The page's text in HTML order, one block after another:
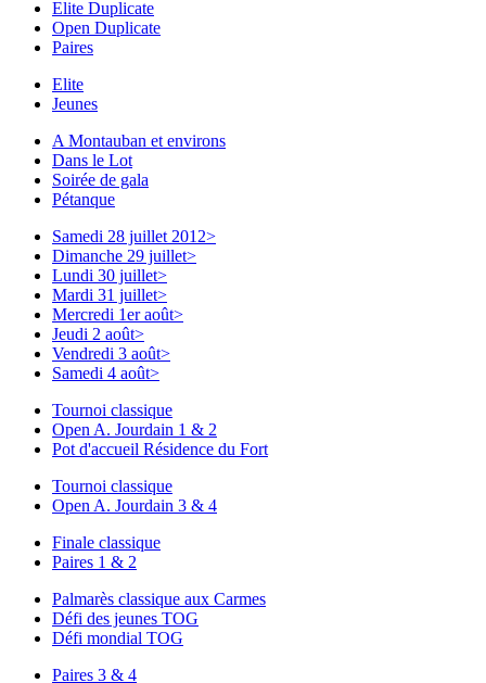
Elite Duplicate
Open Duplicate
Paires
Elite
Jeunes
A Montauban et environs
Dans le Lot
Soirée de gala
Pétanque
Samedi 28 juillet 2012>
Dimanche 29 juillet>
Lundi 30 juillet>
Mardi 31 juillet>
Mercredi 1er août>
Jeudi 2 août>
Vendredi 3 août>
Samedi 4 août>
Tournoi classique
Open A. Jourdain 1 & 2
Pot d'accueil Résidence du Fort
Tournoi classique
Open A. Jourdain 3 & 4
Finale classique
Paires 1 & 2
Palmarès classique aux Carmes
Défi des jeunes TOG
Défi mondial TOG
Paires 3 & 4